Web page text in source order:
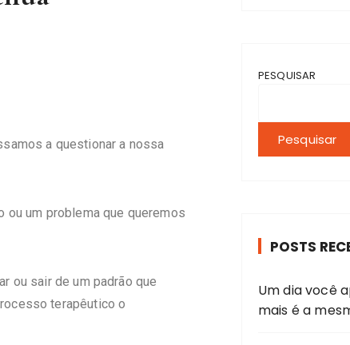
a questionar a nossa
um problema que queremos
ou sair de um padrão que
terapêutico o
PESQUISAR
Pesquisar
POSTS
Um dia você
mais é a